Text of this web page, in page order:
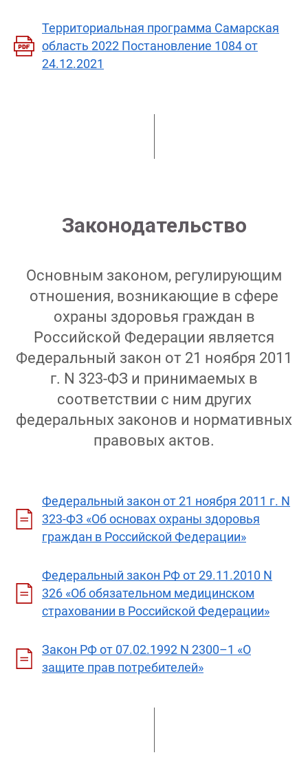
Территориальная программа Самарская
область 2022 Постановление 1084 от
24.12.2021
Законодательство
Основным законом, регулирующим
отношения, возникающие в сфере
охраны здоровья граждан в
Российской Федерации является
Федеральный закон от 21 ноября 2011
г. N 323-ФЗ и принимаемых в
соответствии с ним других
федеральных законов и нормативных
правовых актов.
Федеральный закон от 21 ноября 2011 г. N
323-ФЗ «Об основах охраны здоровья
граждан в Российской Федерации»
Федеральный закон РФ от 29.11.2010 N
326 «Об обязательном медицинском
страховании в Российской Федерации»
Закон РФ от 07.02.1992 N 2300–1 «О
защите прав потребителей»